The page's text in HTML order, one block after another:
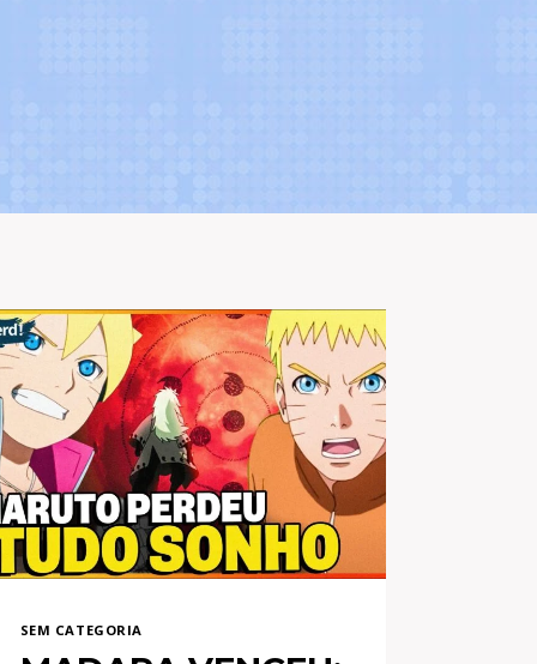
SEM CATEGORIA